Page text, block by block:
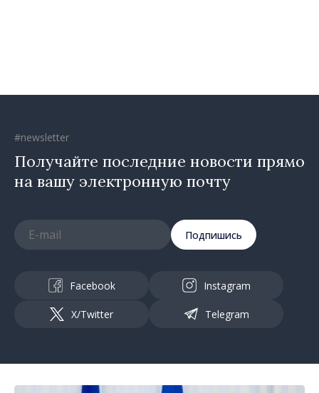
#newsletter
Получайте последние новости прямо
на вашу электронную почту
Подпишись
Facebook Instagram
X/Twitter Telegram